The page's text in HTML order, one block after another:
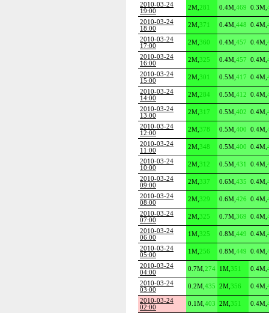
2010-03-24
19:00
2M 281 0.4M 469 0.3M
2010-03-24
18:00
2M 371 0.4M 448 0.4M
2010-03-24
17:00
2M 360 0.4M 457 0.4M
2010-03-24
16:00
2M 325 0.4M 457 0.4M
2010-03-24
15:00
2M 301 0.5M 417 0.4M
2010-03-24
14:00
2M 284 0.5M 412 0.4M
2010-03-24
13:00
2M 317 0.5M 402 0.4M
2010-03-24
12:00
2M 378 0.5M 400 0.4M
2010-03-24
11:00
2M 348 0.5M 400 0.4M
2010-03-24
10:00
2M 312 0.5M 431 0.4M
2010-03-24
09:00
2M 337 0.6M 435 0.4M
2010-03-24
08:00
2M 329 0.6M 426 0.4M
2010-03-24
07:00
2M 325 0.7M 369 0.4M
2010-03-24
06:00
1M 325 0.8M 449 0.4M
2010-03-24
05:00
1M 256 0.8M 449 0.4M
2010-03-24
04:00
0.7M 274 1M 351 0.4M
2010-03-24
03:00
0.2M 435 2M 356 0.4M
2010-03-24
02:00
0.1M 403 2M 351 0.4M